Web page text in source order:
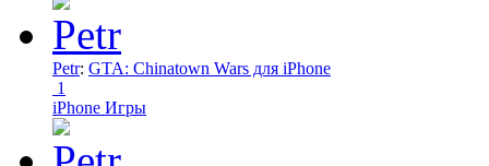
Petr: GTA: Chinatown Wars для iPhone
1
iPhone Игры